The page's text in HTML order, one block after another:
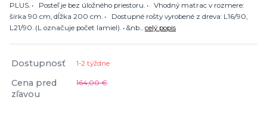
PLUS. • Posteľ je bez úložného priestoru. • Vhodný matrac v rozmere:
šírka 90 cm, dĺžka 200 cm. • Dostupné rošty vyrobené z dreva: L16/90,
L21/90. (L označuje počet lamiel). • &nb... celý popis
Dostupnosť 1-2 týždne
Cena pred
zľavou
164,00 €